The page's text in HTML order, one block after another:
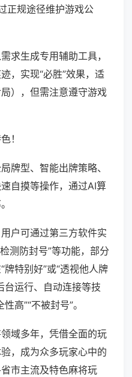
正规途径维护游戏公
求生成专用辅助工具，
，实现“必胜”效果，适
），但需注意遵守游戏
！
牌型、智能出牌策略、
自摸等操作，通过AI算
户可通过第三方软件实
测防封号”等功能，部分
特别好”或“透视他人牌
台运行、自动连接等技
高”“不被封号”。
域多年，凭借全面的玩
，成为众多玩家心中的
市主流及特色麻将玩